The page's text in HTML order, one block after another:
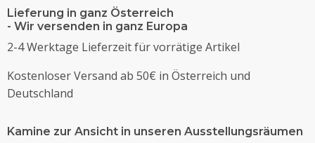
Lieferung in ganz Österreich
- Wir versenden in ganz Europa
2-4 Werktage Lieferzeit für vorrätige Artikel
Kostenloser Versand ab 50€ in Österreich und
Deutschland
Kamine zur Ansicht in unseren Ausstellungsräumen